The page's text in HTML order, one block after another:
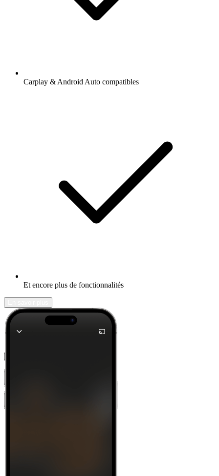
Carplay & Android Auto compatibles
Et encore plus de fonctionnalités